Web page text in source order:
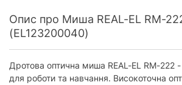
Підключення по USB: так
Тип живлення:
Опис про Миша REAL-EL RM-
(EL123200040)
Дротова оптична миша REAL-EL RM-222 -
для роботи та навчання. Високоточна